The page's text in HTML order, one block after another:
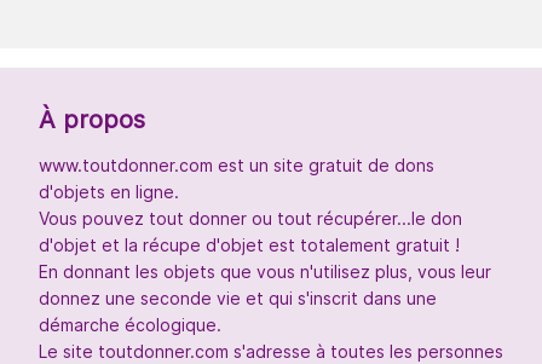
À propos
www.toutdonner.com est un site gratuit de dons
d'objets en ligne.
Vous pouvez tout donner ou tout récupérer...le don
d'objet et la récupe d'objet est totalement gratuit !
En donnant les objets que vous n'utilisez plus, vous leur
donnez une seconde vie et qui s'inscrit dans une
démarche écologique.
Le site toutdonner.com s'adresse à toutes les personnes